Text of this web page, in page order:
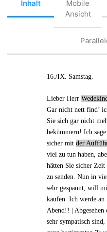
Inhalt
Mobile
Ansicht
16./IX. Samstag.
Lieber HerrWedekind
Gar nicht nett find’
Sie sich gar nicht
bekümmern! Ich
sicher mitder
viel zu tun haben,
hätten Sie sicher
zu senden. Nunin
sehr gespannt, will
kaufen. Ich werde an
Abend!! | Abgesehen
sehrsympatisch sind,